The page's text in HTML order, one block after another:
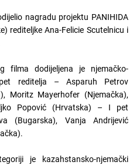
nagradu projektu PANIHIDA
rediteljke Ana-Felicie Scutelnicu i
filma dodijeljena je njemačko-
reditelja – Asparuh Petrov
Moritz Mayerhofer (Njemačka),
Popović (Hrvatska) – I pet
(Bugarska), Vanja Andrijević
je kazahstansko-njemački